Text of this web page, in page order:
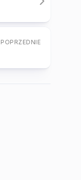
POPRZEDNIE